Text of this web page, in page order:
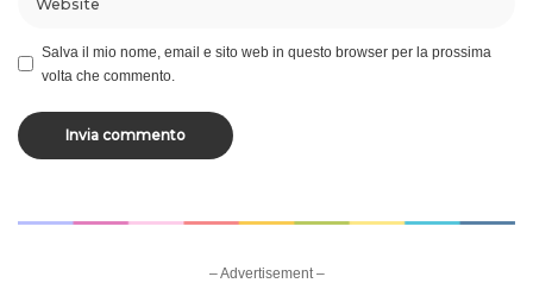
Salva il mio nome, email e sito web in questo browser per la prossima
volta che commento.
– Advertisement –